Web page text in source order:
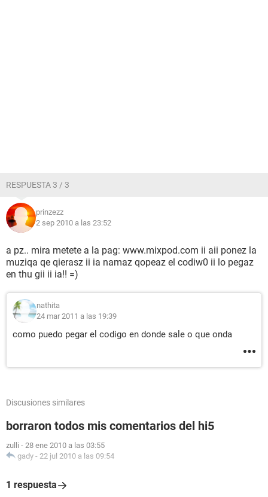
RESPUESTA 3 / 3
prinzezz
2 sep 2010 a las 23:52
a pz.. mira metete a la pag: www.mixpod.com ii aii ponez la
muziqa qe qierasz ii ia namaz qopeaz el codiw0 ii lo pegaz
en thu gii ii ia!! =)
nathita
24 mar 2011 a las 19:39
como puedo pegar el codigo en donde sale o que onda
Discusiones similares
borraron todos mis comentarios del hi5
zulli - 28 ene 2010 a las 03:55
gady - 22 jul 2010 a las 09:54
1 respuesta